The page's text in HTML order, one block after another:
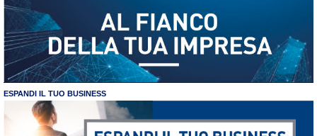
ESPANDI IL TUO BUSINESS